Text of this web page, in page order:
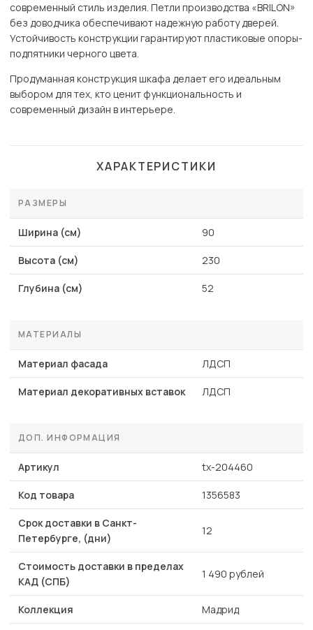
современный стиль изделия. Петли производства «BRILON»
без доводчика обеспечивают надежную работу дверей.
Устойчивость конструкции гарантируют пластиковые опоры-
подпятники черного цвета.
Продуманная конструкция шкафа делает его идеальным
выбором для тех, кто ценит функциональность и
современный дизайн в интерьере.
ХАРАКТЕРИСТИКИ
РАЗМЕРЫ
Ширина (см) 90
Высота (см) 230
Глубина (см) 52
МАТЕРИАЛЫ
Материал фасада ЛДСП
Материал декоративных вставок ЛДСП
ДОП. ИНФОРМАЦИЯ
Артикул tx-204460
Код товара 1356583
Срок доставки в Санкт-
Петербурге, (дни)
12
Стоимость доставки в пределах
КАД (СПБ)
1 490 рублей
Коллекция Мадрид